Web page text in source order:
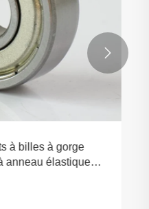
à billes à gorge
anneau élastique
